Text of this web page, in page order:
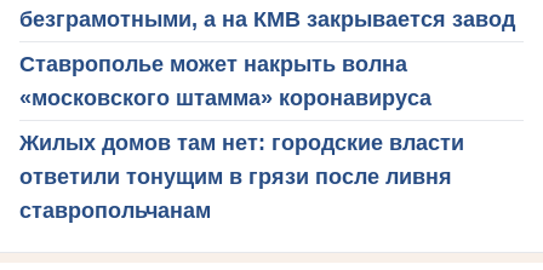
безграмотными, а на КМВ закрывается завод
Ставрополье может накрыть волна
«московского штамма» коронавируса
Жилых домов там нет: городские власти
ответили тонущим в грязи после ливня
ставропольчанам